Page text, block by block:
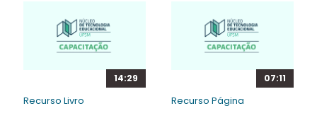
14:29
Recurso Livro
07:11
Recurso Página